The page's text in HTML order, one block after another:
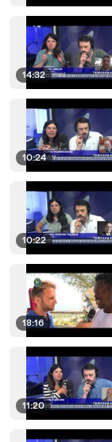
14:32
10:24
10:22
18:16
11:20